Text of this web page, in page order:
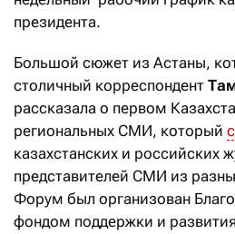
президента.
Большой сюжет из Астаны,
столичный корреспондент
рассказала о первом
региональных СМИ, который
казахстанских и российских
представителей СМИ из
Форум был организован
фондом поддержки и